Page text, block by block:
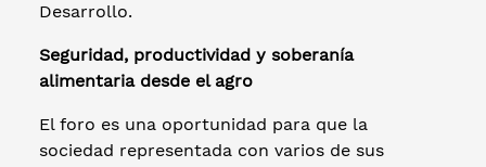
Desarrollo.
Seguridad, productividad y soberanía
alimentaria desde el agro
El foro es una oportunidad para que la
sociedad representada con varios de sus